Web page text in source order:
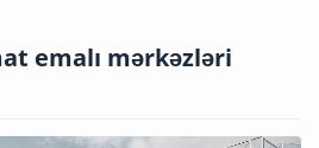
emalı mərkəzləri